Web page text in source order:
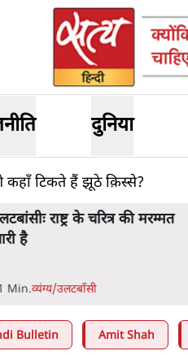
दुनिया
कहाँ टिकते हैं झूठे क़िस्से?
राष्ट्र के चरित्र की मरम्मत
है
Min.व्यंग्य/उलटबाँसी
Bulletin Amit Shah